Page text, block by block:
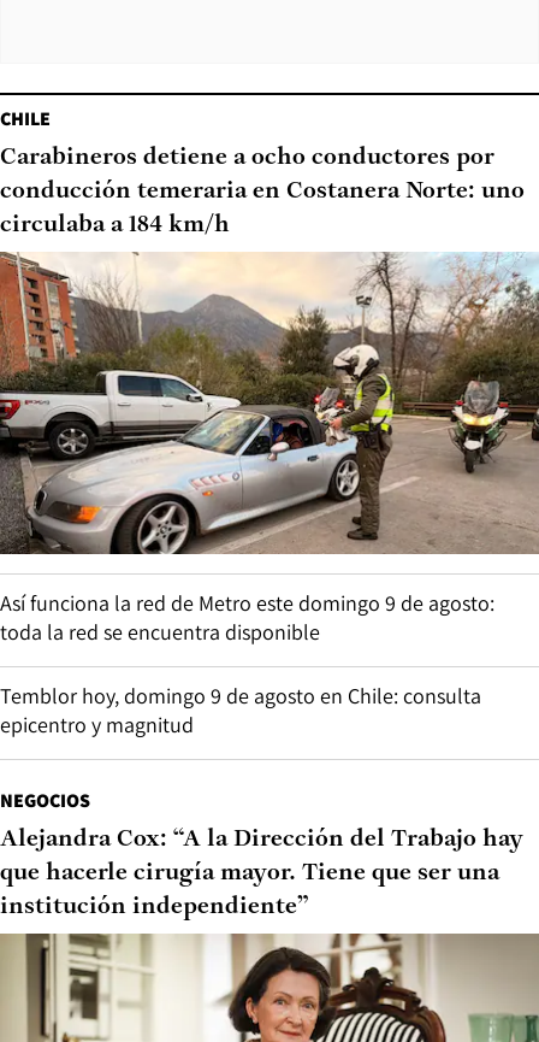
CHILE
Carabineros detiene a ocho conductores por
conducción temeraria en Costanera Norte: uno
circulaba a 184 km/h
Así funciona la red de Metro este domingo 9 de agosto:
toda la red se encuentra disponible
Temblor hoy, domingo 9 de agosto en Chile: consulta
epicentro y magnitud
NEGOCIOS
Alejandra Cox: “A la Dirección del Trabajo hay
que hacerle cirugía mayor. Tiene que ser una
institución independiente”